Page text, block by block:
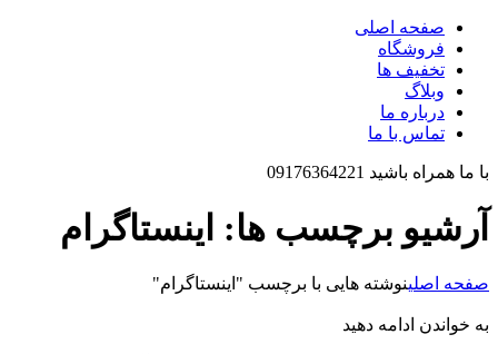
صفحه اصلی
فروشگاه
تخفیف ها
وبلاگ
درباره ما
تماس با ما
با ما همراه باشید 09176364221
آرشیو برچسب ها: اینستاگرام
صفحه اصلینوشته هایی با برچسب "اینستاگرام"
به خواندن ادامه دهید